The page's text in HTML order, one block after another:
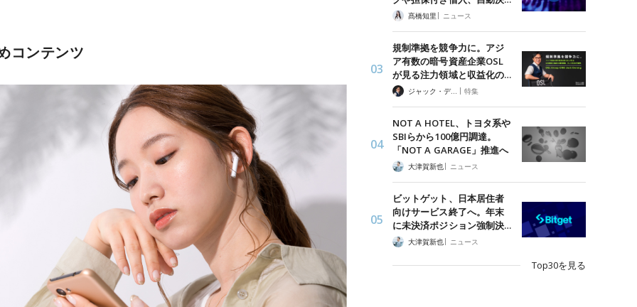
コンテンツ
髙橋知里 | ニュース
規制準拠を競争力に。アジ
ア有数の暗号資産企業OSL
が見る注力領域と収益化の…
ジャック・デロン（Jack Derong） | 特集
NOT A HOTEL、トヨタ系や
SBIらから100億円調達。
「NOT A GARAGE」推進へ
大津賀新也| ニュース
ビットゲット、日本居住者
向けサービス終了へ。年末
に未決済ポジション強制決…
大津賀新也| ニュース
Top30を見る